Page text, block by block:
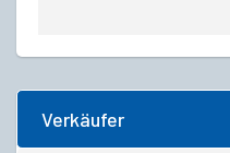
Verkäufer